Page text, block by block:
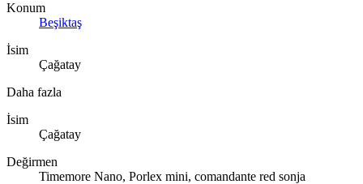
Konum
Beşiktaş
İsim
Çağatay
Daha fazla
İsim
Çağatay
Değirmen
Timemore Nano, Porlex mini, comandante red sonja